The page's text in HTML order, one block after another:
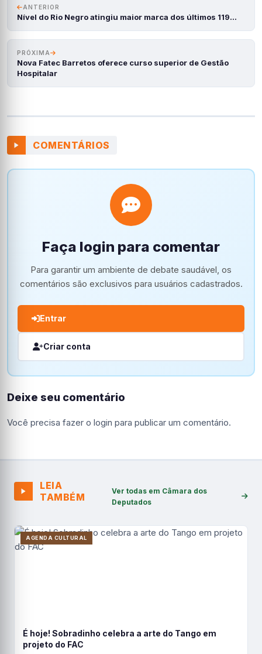
ANTERIOR
Nível do Rio Negro atingiu maior marca dos últimos 119…
PRÓXIMA
Nova Fatec Barretos oferece curso superior de Gestão
Hospitalar
COMENTÁRIOS
Faça login para comentar
Para garantir um ambiente de debate saudável, os
comentários são exclusivos para usuários cadastrados.
Entrar
Criar conta
Deixe seu comentário
Você precisa fazer o login para publicar um comentário.
LEIA
TAMBÉM
Ver todas em Câmara dos
Deputados
AGENDA CULTURAL
É hoje! Sobradinho celebra a arte do Tango em
projeto do FAC